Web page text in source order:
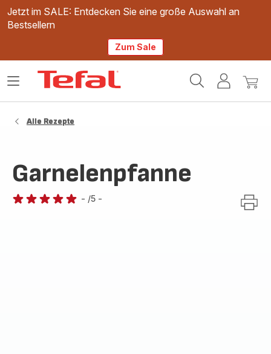
Jetzt im SALE: Entdecken Sie eine große Auswahl an
Bestsellern
Zum Sale
Mein
Mein
Das
Alle Rezepte
Garnelenpfanne
- /5 -